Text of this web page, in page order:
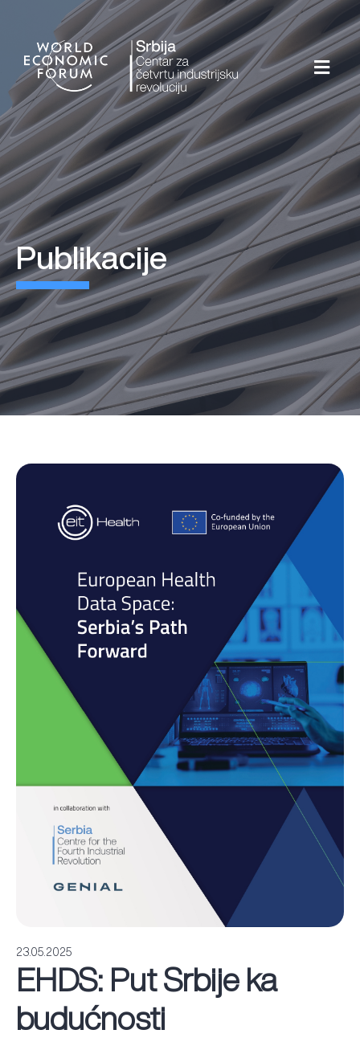
publikacije
23.05.2025
EHDS: Put Srbije ka
budućnosti